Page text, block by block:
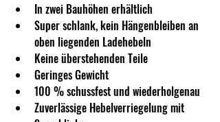
In zwei Bauhöhen erhältlich
Super schlank, kein Hängenbleiben an
oben liegenden Ladehebeln
Keine überstehenden Teile
Geringes Gewicht
100 % schussfest und wiederholgenau
Zuverlässige Hebelverriegelung mit